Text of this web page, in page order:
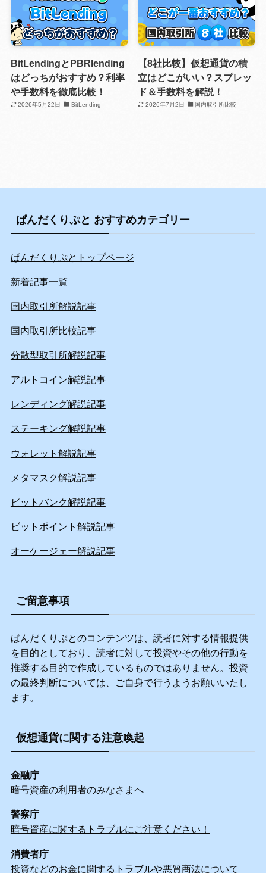
BitLendingとPBRlending
はどっちがおすすめ？利率
や手数料を徹底比較！
2026年5月22日 BitLending
【8社比較】仮想通貨の積
立はどこがいい？スプレッ
ド＆手数料を解説！
2026年7月2日 国内取引所比較
ぱんだくりぷと おすすめカテゴリー
ぱんだくりぷとトップページ
新着記事一覧
国内取引所解説記事
国内取引所比較記事
分散型取引所解説記事
アルトコイン解説記事
レンディング解説記事
ステーキング解説記事
ウォレット解説記事
メタマスク解説記事
ビットバンク解説記事
ビットポイント解説記事
オーケージェー解説記事
ご留意事項
ぱんだくりぷとのコンテンツは、読者に対する情報提供
を目的としており、読者に対して投資やその他の行動を
推奨する目的で作成しているものではありません。投資
の最終判断については、ご自身で行うようお願いいたし
ます。
仮想通貨に関する注意喚起
金融庁
暗号資産の利用者のみなさまへ
警察庁
暗号資産に関するトラブルにご注意ください！
消費者庁
投資などのお金に関するトラブルや悪質商法について